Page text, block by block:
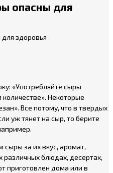
опасны для
«Употребляйте сыры
Некоторые
Все потому, что в твердых
уж тянет на сыр, то берите
за их вкус, аромат,
блюдах, десертах,
приготовлен дома или в